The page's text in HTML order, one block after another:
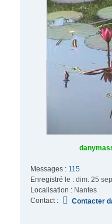
Messages : 115
Enregistré le :dim. 25
Localisation :Nantes
Contact :
Contacter